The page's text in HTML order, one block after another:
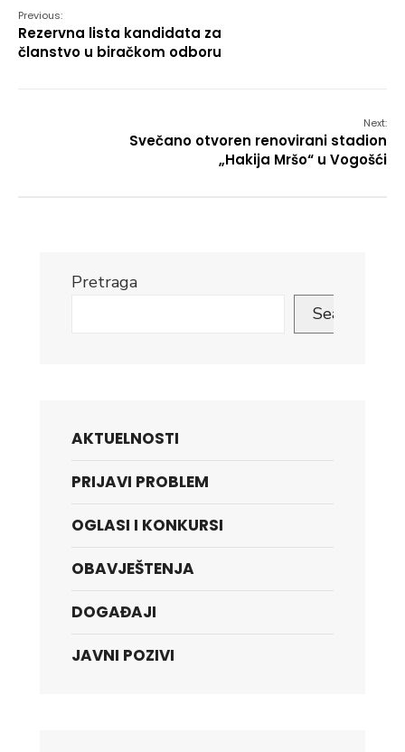
Previous:
Rezervna lista kandidata za
članstvo u biračkom odboru
Next:
Svečano otvoren renovirani stadion
„Hakija Mršo“ u Vogošći
Pretraga
Search
AKTUELNOSTI
PRIJAVI PROBLEM
OGLASI I KONKURSI
OBAVJEŠTENJA
DOGAĐAJI
JAVNI POZIVI